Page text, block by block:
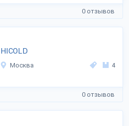
0 отзывов
HICOLD
Москва 4
0 отзывов